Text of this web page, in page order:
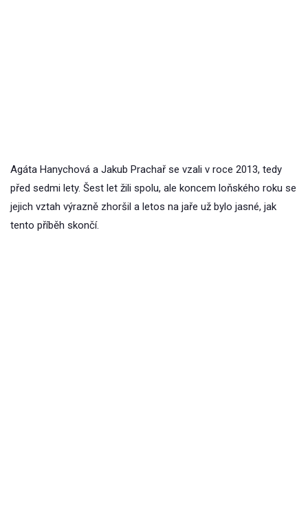
Agáta Hanychová a Jakub Prachař se vzali v roce 2013, tedy
před sedmi lety. Šest let žili spolu, ale koncem loňského roku se
jejich vztah výrazně zhoršil a letos na jaře už bylo jasné, jak
tento příběh skončí.